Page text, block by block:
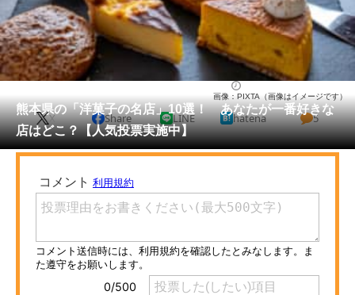
グルメ 地域
住まい 教育・育児
動物
会員記事
メディア
ITの今と未来を見通す
スマホと通信の最新トレンド
進化するPCとデバイスの未来
熊本県の「洋菓子の名店」10選！ あなたが一番好きな
店はどこ？【人気投票実施中】
画像：PIXTA（画像はイメージです）
X Share LINE hatena 5